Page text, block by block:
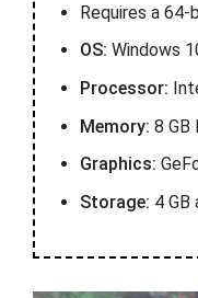
Requires a
OS: Windows
Processor:
Memory: 8 GB
Graphics:
Storage: 4 GB